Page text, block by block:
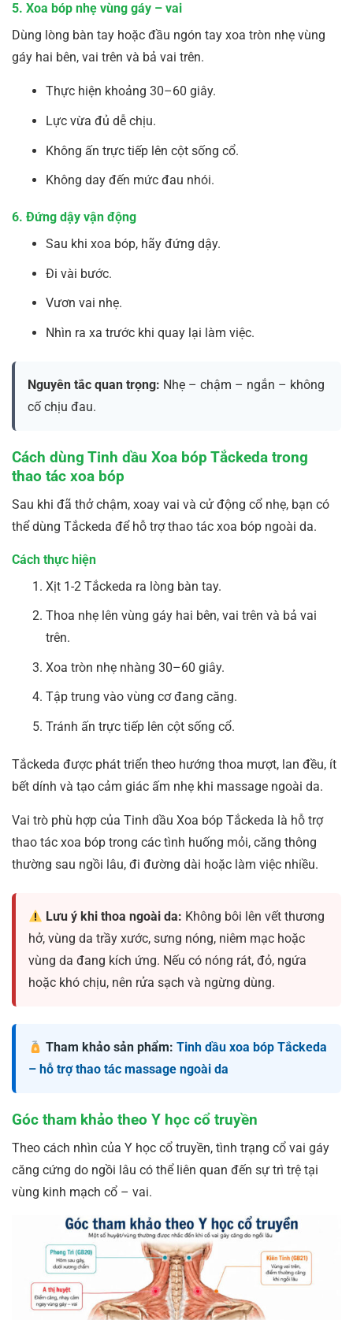
5. Xoa bóp nhẹ vùng gáy – vai
Dùng lòng bàn tay hoặc đầu ngón tay xoa tròn nhẹ vùng
gáy hai bên, vai trên và bả vai trên.
Thực hiện khoảng 30–60 giây.
Lực vừa đủ dễ chịu.
Không ấn trực tiếp lên cột sống cổ.
Không day đến mức đau nhói.
6. Đứng dậy vận động
Sau khi xoa bóp, hãy đứng dậy.
Đi vài bước.
Vươn vai nhẹ.
Nhìn ra xa trước khi quay lại làm việc.
Nguyên tắc quan trọng: Nhẹ – chậm – ngắn – không
cố chịu đau.
Cách dùng Tinh dầu Xoa bóp Tắckeda trong
thao tác xoa bóp
Sau khi đã thở chậm, xoay vai và cử động cổ nhẹ, bạn có
thể dùng Tắckeda để hỗ trợ thao tác xoa bóp ngoài da.
Cách thực hiện
Xịt 1-2 Tắckeda ra lòng bàn tay.
Thoa nhẹ lên vùng gáy hai bên, vai trên và bả vai
trên.
Xoa tròn nhẹ nhàng 30–60 giây.
Tập trung vào vùng cơ đang căng.
Tránh ấn trực tiếp lên cột sống cổ.
Tắckeda được phát triển theo hướng thoa mượt, lan đều, ít
bết dính và tạo cảm giác ấm nhẹ khi massage ngoài da.
Vai trò phù hợp của Tinh dầu Xoa bóp Tắckeda là hỗ trợ
thao tác xoa bóp trong các tình huống mỏi, căng thông
thường sau ngồi lâu, đi đường dài hoặc làm việc nhiều.
Lưu ý khi thoa ngoài da: Không bôi lên vết thương
hở, vùng da trầy xước, sưng nóng, niêm mạc hoặc
vùng da đang kích ứng. Nếu có nóng rát, đỏ, ngứa
hoặc khó chịu, nên rửa sạch và ngừng dùng.
Tham khảo sản phẩm: Tinh dầu xoa bóp Tắckeda
– hỗ trợ thao tác massage ngoài da
Góc tham khảo theo Y học cổ truyền
Theo cách nhìn của Y học cổ truyền, tình trạng cổ vai gáy
căng cứng do ngồi lâu có thể liên quan đến sự trì trệ tại
vùng kinh mạch cổ – vai.